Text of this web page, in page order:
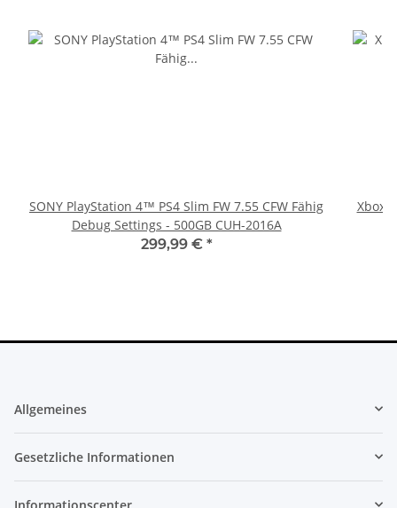
SONY PlayStation 4™ PS4 Slim FW 7.55 CFW Fähig
Debug Settings - 500GB CUH-2016A
299,99 € *
Xbox
Allgemeines
Gesetzliche Informationen